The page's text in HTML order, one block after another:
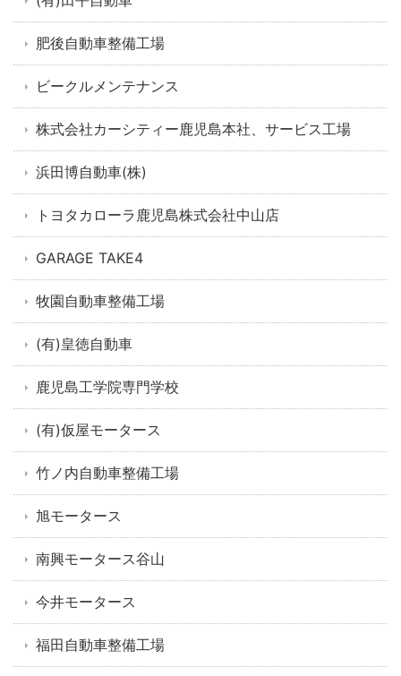
肥後自動車整備工場
ビークルメンテナンス
株式会社カーシティー鹿児島本社、サービス工場
浜田博自動車(株)
トヨタカローラ鹿児島株式会社中山店
GARAGE TAKE4
牧園自動車整備工場
(有)皇徳自動車
鹿児島工学院専門学校
(有)仮屋モータース
竹ノ内自動車整備工場
旭モータース
南興モータース谷山
今井モータース
福田自動車整備工場